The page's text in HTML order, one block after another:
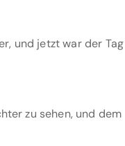
und jetzt war der Tag
zu sehen, und dem